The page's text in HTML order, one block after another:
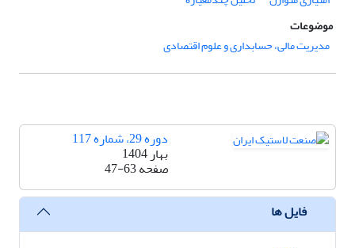
موضوعات
مدیریت مالی، حسابداری و علوم اقتصادی
دوره 29، شماره 117
بهار 1404
صفحه47-63
فایل ها